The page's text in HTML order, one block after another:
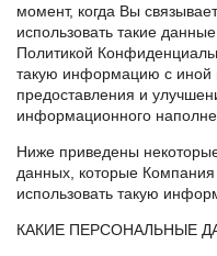
момент, когда Вы
использовать такие
Политикой
такую информацию с
предоставления и
информационного
Ниже приведены
данных, которые
использовать такую
КАКИЕ ПЕРСОНАЛЬНЫЕ